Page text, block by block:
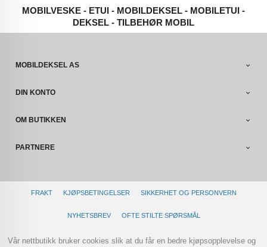
MOBILVESKE - ETUI - MOBILDEKSEL - MOBILETUI -
DEKSEL - TILBEHØR MOBIL
MOBILDEKSEL AS
DIN KONTO
OM BUTIKKEN
PARTNERE
FRAKT KJØPSBETINGELSER SIKKERHET OG PERSONVERN
NYHETSBREV OFTE STILTE SPØRSMÅL
Vår nettbutikk bruker cookies slik at du får en bedre kjøpsopplevelse og